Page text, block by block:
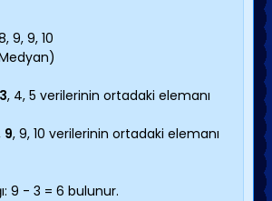
9, 9, 10
3, 4, 5 verilerinin ortadaki elemanı
9, 9, 10 verilerinin ortadaki elemanı
9 - 3 = 6 bulunur.